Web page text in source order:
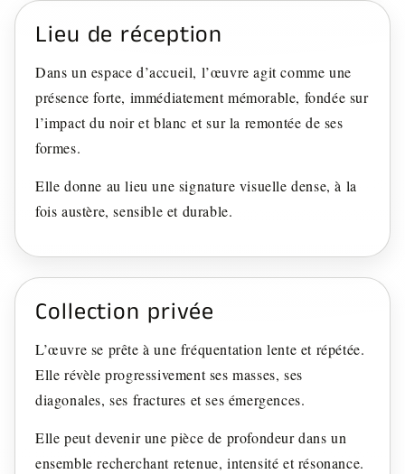
Lieu de réception
Dans un espace d’accueil, l’œuvre agit comme une
présence forte, immédiatement mémorable, fondée sur
l’impact du noir et blanc et sur la remontée de ses
formes.
Elle donne au lieu une signature visuelle dense, à la
fois austère, sensible et durable.
Collection privée
L’œuvre se prête à une fréquentation lente et répétée.
Elle révèle progressivement ses masses, ses
diagonales, ses fractures et ses émergences.
Elle peut devenir une pièce de profondeur dans un
ensemble recherchant retenue, intensité et résonance.